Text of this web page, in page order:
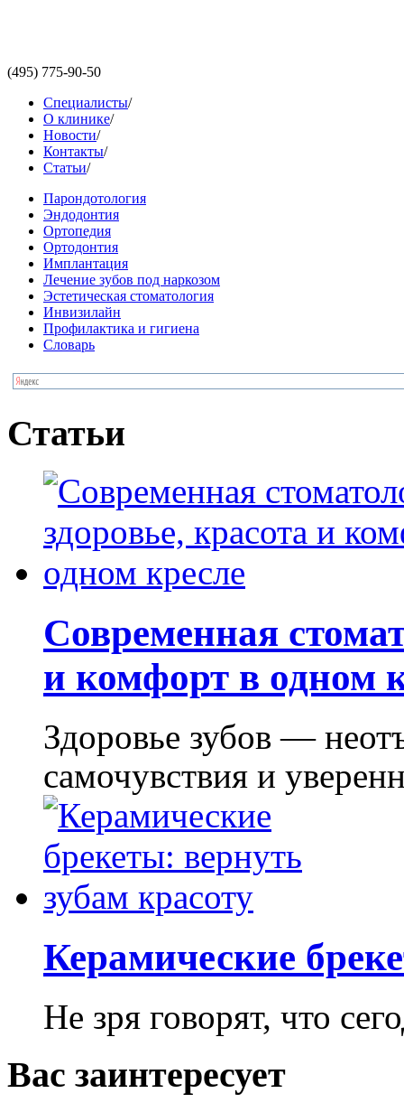
(495) 775-90-50
Специалисты/
О клинике/
Новости/
Контакты/
Статьи/
Парондотология
Эндодонтия
Ортопедия
Ортодонтия
Имплантация
Лечение зубов под наркозом
Эстетическая стоматология
Инвизилайн
Профилактика и гигиена
Словарь
Статьи
Современная
и комфорт в одном
Здоровье зубов —
самочувствия и
Керамические
Не зря говорят, что
Вас заинтересует